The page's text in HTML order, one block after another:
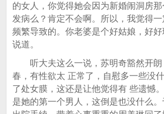
的女人，你觉得她会因为新婚闹洞房
发病么？肯定不会啊。所以，我觉得
频繁导致的。你老婆是个好姑娘，好
说道。
听大夫这么一说，苏明奇豁然开朗
春，有性欲太 正常了，自慰多一些没
了处女膜，这还是让他觉得有 些遗憾
是她的第一个男人，这倒是也没什么